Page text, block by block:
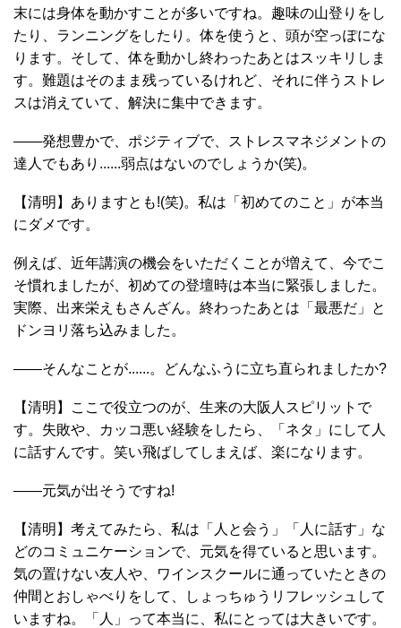
末には身体を動かすことが多いですね。趣味の山登りをし
たり、ランニングをしたり。体を使うと、頭が空っぽにな
ります。そして、体を動かし終わったあとはスッキリしま
す。難題はそのまま残っているけれど、それに伴うストレ
スは消えていて、解決に集中できます。
――発想豊かで、ポジティブで、ストレスマネジメントの
達人でもあり......弱点はないのでしょうか(笑)。
【清明】ありますとも!(笑)。私は「初めてのこと」が本当
にダメです。
例えば、近年講演の機会をいただくことが増えて、今でこ
そ慣れましたが、初めての登壇時は本当に緊張しました。
実際、出来栄えもさんざん。終わったあとは「最悪だ」と
ドンヨリ落ち込みました。
――そんなことが......。どんなふうに立ち直られましたか?
【清明】ここで役立つのが、生来の大阪人スピリットで
す。失敗や、カッコ悪い経験をしたら、「ネタ」にして人
に話すんです。笑い飛ばしてしまえば、楽になります。
――元気が出そうですね!
【清明】考えてみたら、私は「人と会う」「人に話す」な
どのコミュニケーションで、元気を得ていると思います。
気の置けない友人や、ワインスクールに通っていたときの
仲間とおしゃべりをして、しょっちゅうリフレッシュして
いますね。「人」って本当に、私にとっては大きいです。